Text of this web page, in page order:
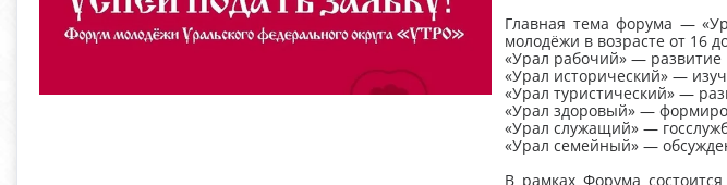
Главная тема форума —
молодёжи в возрасте от 16
«Урал рабочий» —
«Урал исторический» —
«Урал туристический» —
«Урал здоровый» —
«Урал служащий» —
«Урал семейный» —
В рамках Форума